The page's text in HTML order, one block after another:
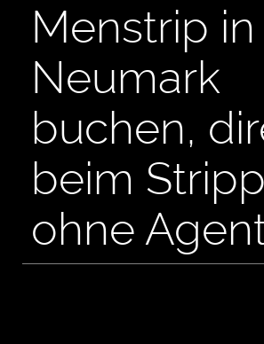
Menstrip in
Neumark
buchen,
beim
ohne